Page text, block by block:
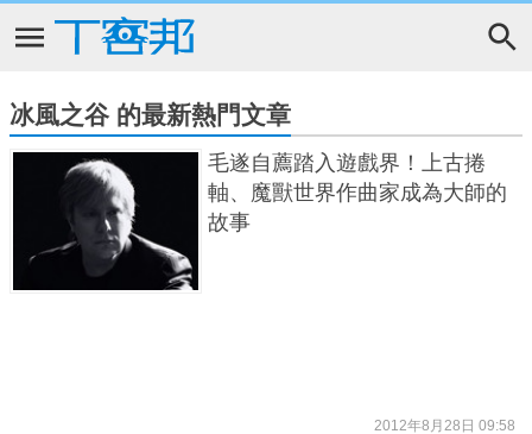
冰風之谷 的最新熱門文章
毛遂自薦踏入遊戲界！上古捲
軸、魔獸世界作曲家成為大師的
故事
2012年8月28日 09:58